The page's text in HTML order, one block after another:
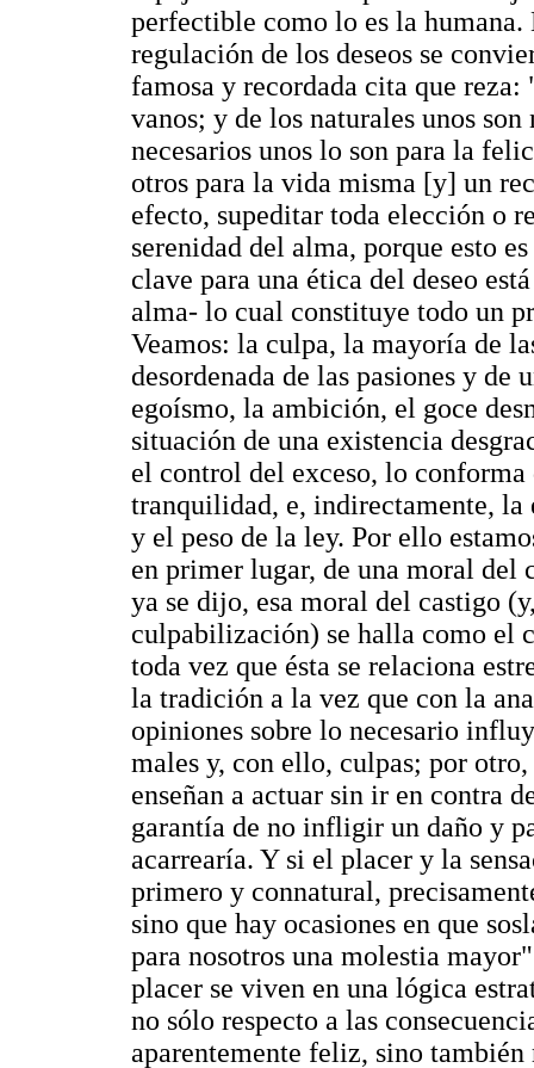
perfectible como lo es la
regulación de los deseos se
famosa y recordada cita que reza:
vanos; y de los naturales unos
necesarios unos lo son para la
otros para la vida misma [y] un
efecto, supeditar toda elección o
serenidad del alma, porque esto
clave para una ética del deseo
alma- lo cual constituye todo un
Veamos: la culpa, la mayoría de
desordenada de las pasiones y de
egoísmo, la ambición, el goce
situación de una existencia
el control del exceso, lo
tranquilidad, e, indirectamente,
y el peso de la ley. Por ello
en primer lugar, de una moral del
ya se dijo, esa moral del castigo
culpabilización) se halla como el
toda vez que ésta se relaciona
la tradición a la vez que con la
opiniones sobre lo necesario
males y, con ello, culpas; por
enseñan a actuar sin ir en contra
garantía de no infligir un daño y
acarrearía. Y si el placer y la
primero y connatural,
sino que hay ocasiones en que
para nosotros una molestia
placer se viven en una lógica
no sólo respecto a las
aparentemente feliz, sino